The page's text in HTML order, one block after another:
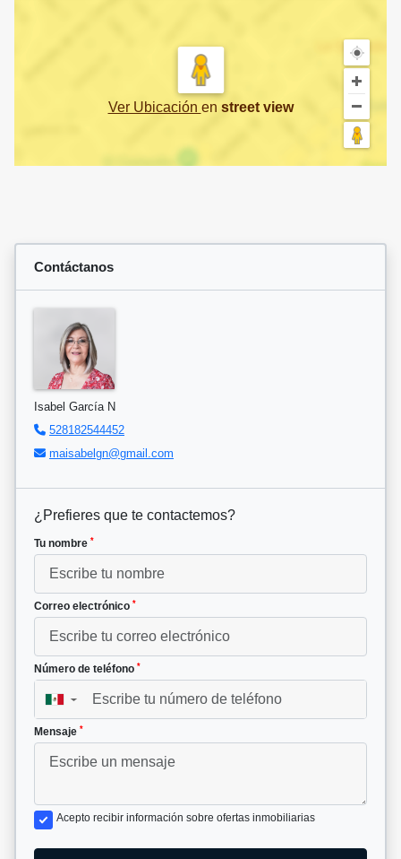
Ver Ubicación en street view
Contáctanos
Isabel García N
528182544452
maisabelgn@gmail.com
¿Prefieres que te contactemos?
Tu nombre *
Correo electrónico *
Número de teléfono *
▼
Mensaje *
Acepto recibir información sobre ofertas inmobiliarias